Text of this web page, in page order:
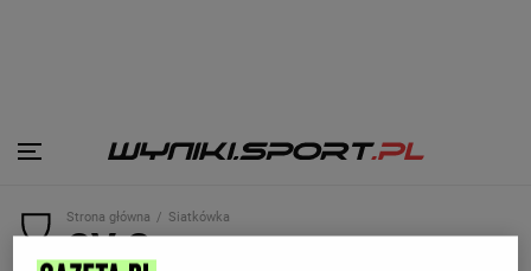
Strona główna Siatkówka
CV Guaguas